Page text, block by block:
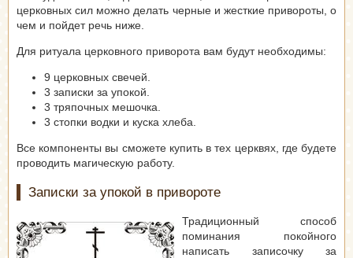
церковных сил можно делать черные и жесткие привороты, о
чем и пойдет речь ниже.
Для ритуала церковного приворота вам будут необходимы:
9 церковных свечей.
3 записки за упокой.
3 тряпочных мешочка.
3 стопки водки и куска хлеба.
Все компоненты вы сможете купить в тех церквях, где будете
проводить магическую работу.
Записки за упокой в привороте
Традиционный способ
поминания покойного
написать записочку за